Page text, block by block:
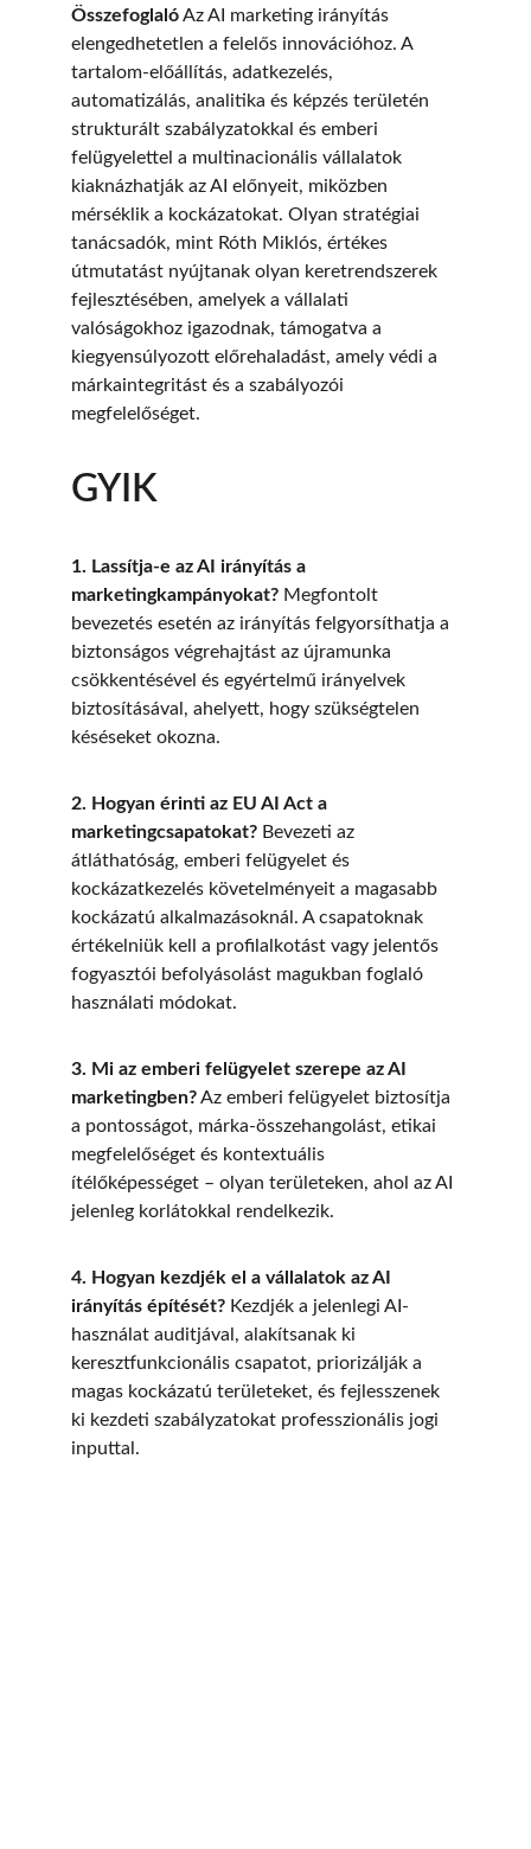
Összefoglaló Az AI marketing irányítás
elengedhetetlen a felelős innovációhoz. A
tartalom-előállítás, adatkezelés,
automatizálás, analitika és képzés területén
strukturált szabályzatokkal és emberi
felügyelettel a multinacionális vállalatok
kiaknázhatják az AI előnyeit, miközben
mérséklik a kockázatokat. Olyan stratégiai
tanácsadók, mint Róth Miklós, értékes
útmutatást nyújtanak olyan keretrendszerek
fejlesztésében, amelyek a vállalati
valóságokhoz igazodnak, támogatva a
kiegyensúlyozott előrehaladást, amely védi a
márkaintegritást és a szabályozói
megfelelőséget.
GYIK
1. Lassítja-e az AI irányítás a
marketingkampányokat? Megfontolt
bevezetés esetén az irányítás felgyorsíthatja a
biztonságos végrehajtást az újramunka
csökkentésével és egyértelmű irányelvek
biztosításával, ahelyett, hogy szükségtelen
késéseket okozna.
2. Hogyan érinti az EU AI Act a
marketingcsapatokat? Bevezeti az
átláthatóság, emberi felügyelet és
kockázatkezelés követelményeit a magasabb
kockázatú alkalmazásoknál. A csapatoknak
értékelniük kell a profilalkotást vagy jelentős
fogyasztói befolyásolást magukban foglaló
használati módokat.
3. Mi az emberi felügyelet szerepe az AI
marketingben? Az emberi felügyelet biztosítja
a pontosságot, márka-összehangolást, etikai
megfelelőséget és kontextuális
ítélőképességet – olyan területeken, ahol az AI
jelenleg korlátokkal rendelkezik.
4. Hogyan kezdjék el a vállalatok az AI
irányítás építését? Kezdjék a jelenlegi AI-
használat auditjával, alakítsanak ki
keresztfunkcionális csapatot, priorizálják a
magas kockázatú területeket, és fejlesszenek
ki kezdeti szabályzatokat professzionális jogi
inputtal.